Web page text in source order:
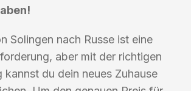
Solingen nach Russe ist eine
aber mit der richtigen
kannst du dein neues Zuhause